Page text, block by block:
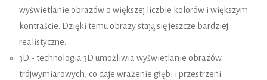
wyświetlanie obrazów o większej liczbie kolorów i większym
kontraście. Dzięki temu obrazy stają się jeszcze bardziej
realistyczne.
3D - technologia 3D umożliwia wyświetlanie obrazów
trójwymiarowych, co daje wrażenie głębi i przestrzeni.